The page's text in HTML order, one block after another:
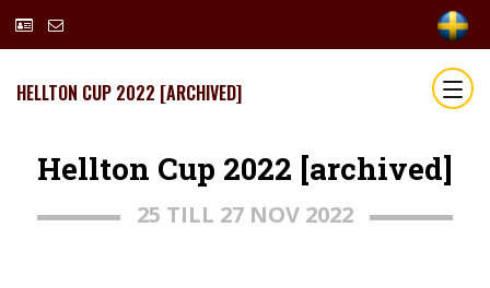
HELLTON CUP 2022 [ARCHIVED]
Hellton Cup 2022 [archived]
25 TILL 27 NOV 2022